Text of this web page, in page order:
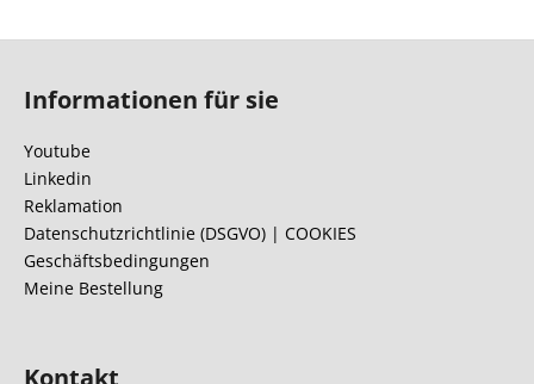
Informationen für sie
Youtube
Linkedin
Reklamation
Datenschutzrichtlinie (DSGVO) | COOKIES
Geschäftsbedingungen
Meine Bestellung
Kontakt